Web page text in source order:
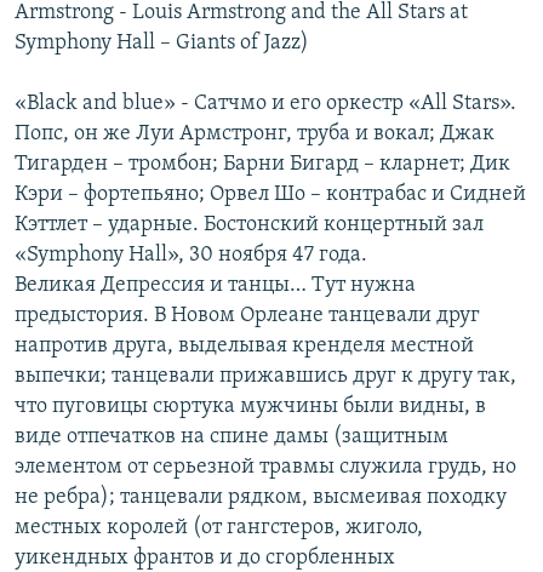
Armstrong - Louis Armstrong and the All Stars at
Symphony Hall – Giants of Jazz)
«Black and blue» - Сатчмо и его оркестр «All Stars».
Попс, он же Луи Армстронг, труба и вокал; Джак
Тигарден – тромбон; Барни Бигард – кларнет; Дик
Кэри – фортепьяно; Орвел Шо – контрабас и Сидней
Кэттлет – ударные. Бостонский концертный зал
«Symphony Hall», 30 ноября 47 года.
Великая Депрессия и танцы… Тут нужна
предыстория. В Новом Орлеане танцевали друг
напротив друга, выделывая кренделя местной
выпечки; танцевали прижавшись друг к другу так,
что пуговицы сюртука мужчины были видны, в
виде отпечатков на спине дамы (защитным
элементом от серьезной травмы служила грудь, но
не ребра); танцевали рядком, высмеивая походку
местных королей (от гангстеров, жиголо,
уикендных франтов и до сгорбленных